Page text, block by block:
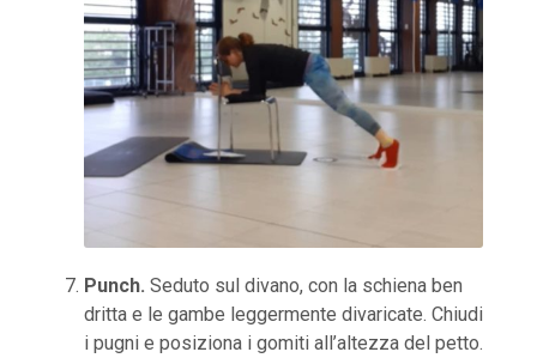
Punch. Seduto sul divano, con la schiena ben
dritta e le gambe leggermente divaricate. Chiudi
i pugni e posiziona i gomiti all’altezza del petto.